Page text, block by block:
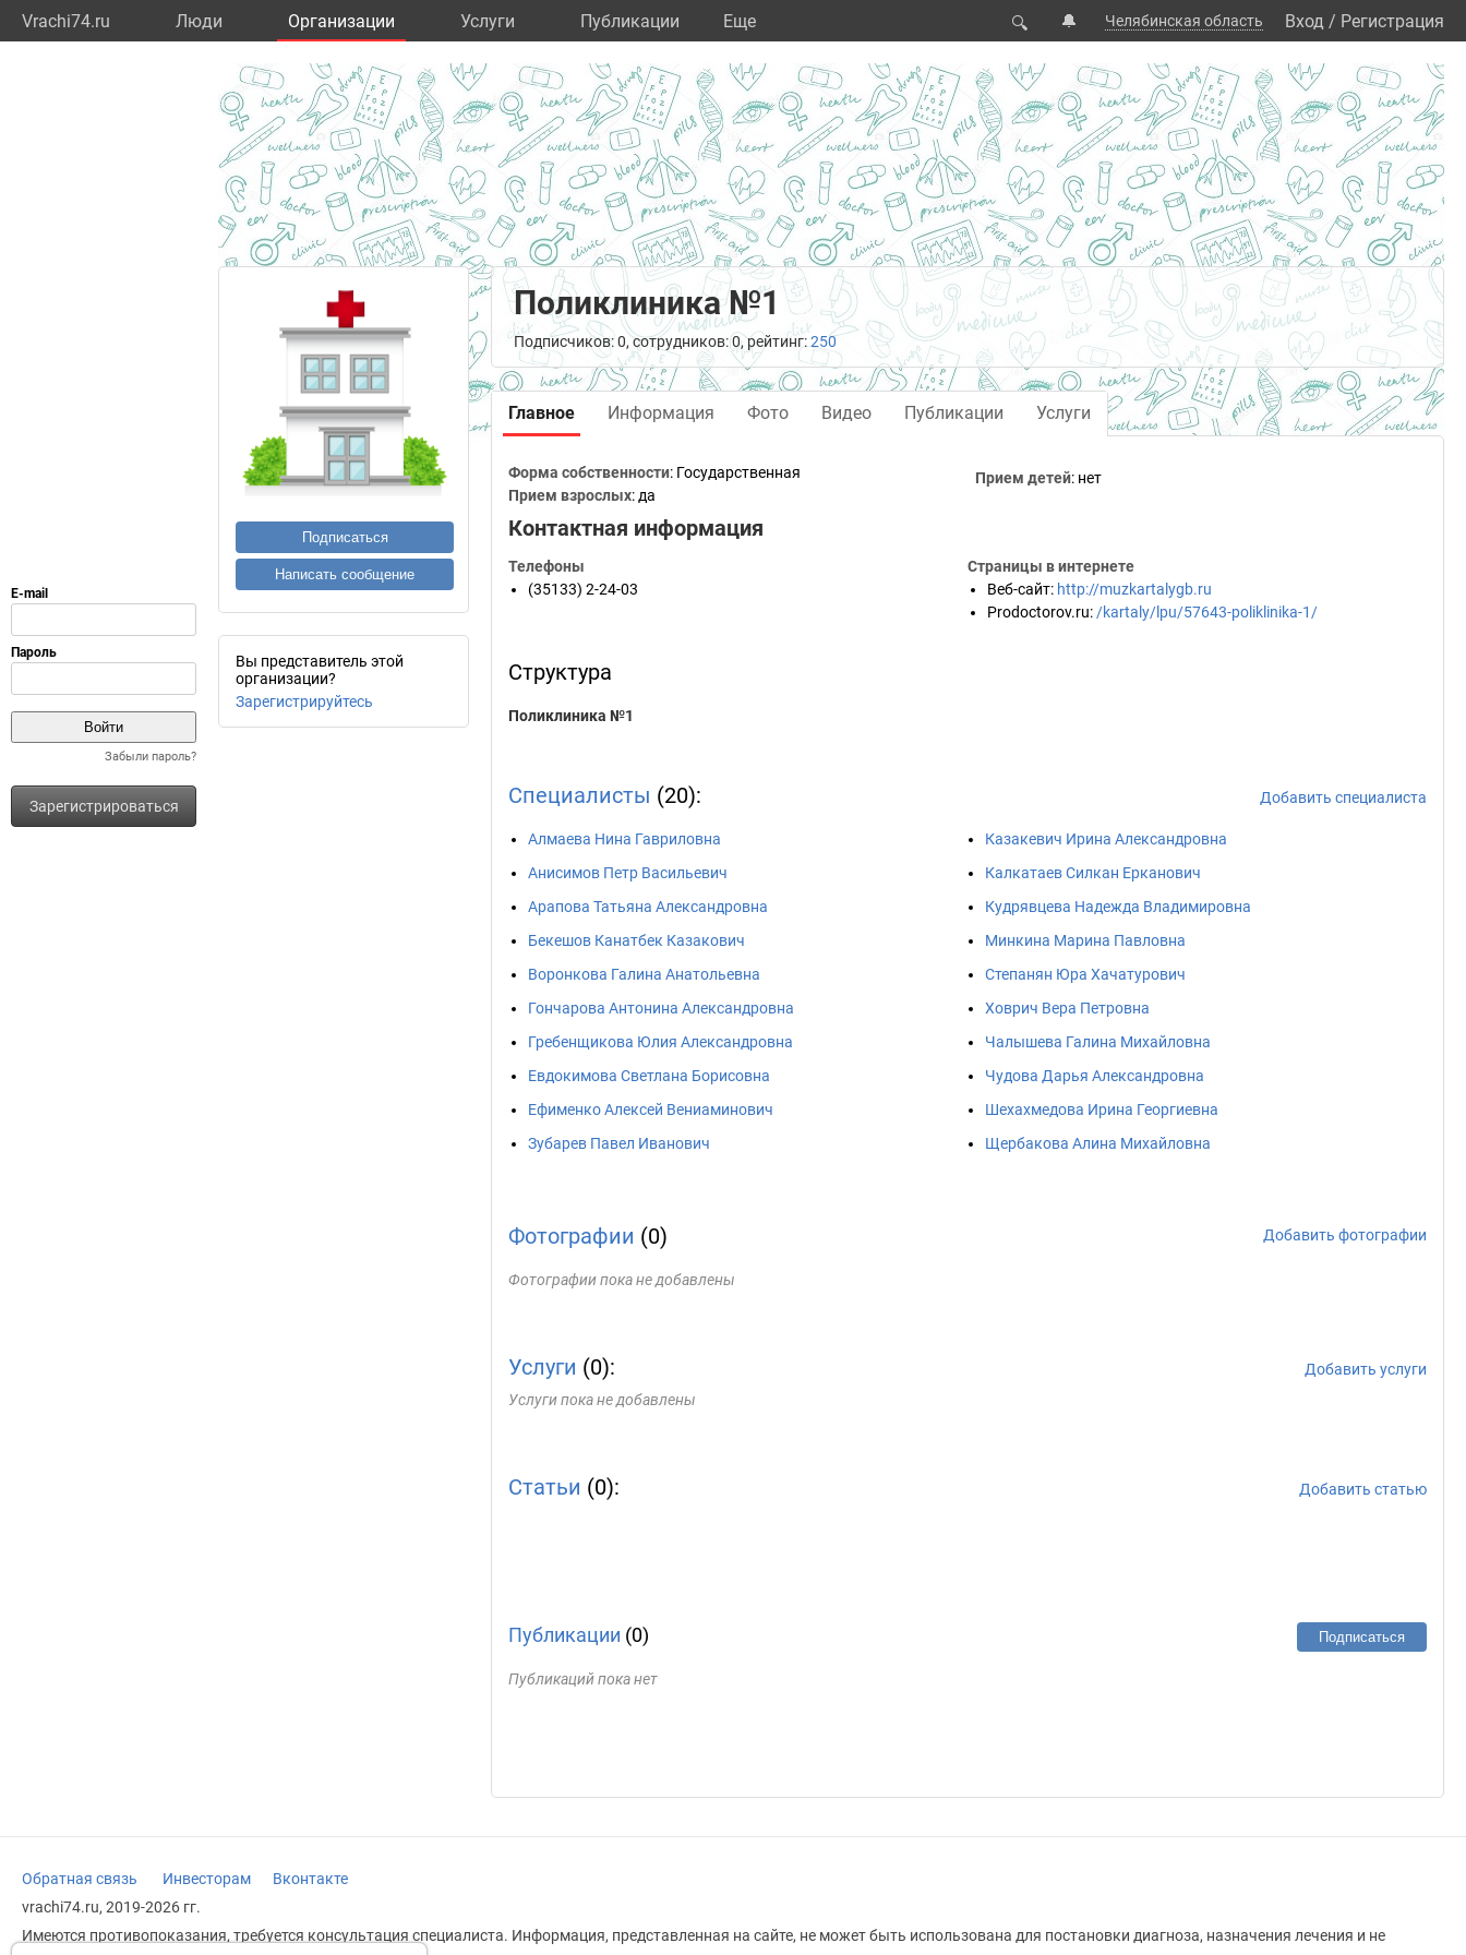
Vrachi74.ru Люди Организации Услуги Публикации Eще 🔍 🔔 Челябинская область Вход / Регистрация
Забыли пароль?
Зарегистрироваться
Подписаться
Написать сообщение
Вы представитель этой
организации?
Зарегистрируйтесь
Поликлиника №1
Подписчиков: 0, сотрудников: 0, рейтинг:250
Главное Информация Фото Видео Публикации Услуги
Форма собственности: Государственная
Прием взрослых: да
Прием детей: нет
Контактная информация
Телефоны
(35133) 2-24-03
Страницы в интернете
Веб-сайт: http://muzkartalygb.ru
Prodoctorov.ru: /kartaly/lpu/57643-poliklinika-1/
Структура
Поликлиника №1
Специалисты (20): Добавить специалиста
Алмаева Нина Гавриловна
Анисимов Петр Васильевич
Арапова Татьяна Александровна
Бекешов Канатбек Казакович
Воронкова Галина Анатольевна
Гончарова Антонина Александровна
Гребенщикова Юлия Александровна
Евдокимова Светлана Борисовна
Ефименко Алексей Вениаминович
Зубарев Павел Иванович
Казакевич Ирина Александровна
Калкатаев Силкан Ерканович
Кудрявцева Надежда Владимировна
Минкина Марина Павловна
Степанян Юра Хачатурович
Ховрич Вера Петровна
Чалышева Галина Михайловна
Чудова Дарья Александровна
Шехахмедова Ирина Георгиевна
Щербакова Алина Михайловна
Фотографии (0) Добавить фотографии
Фотографии пока не добавлены
Услуги (0):
Добавить услуги
Услуги пока не добавлены
Статьи (0): Добавить статью
Публикации (0) Подписаться
Публикаций пока нет
Обратная связь Инвесторам
Вконтакте
vrachi74.ru, 2019-2026 гг.
Имеются противопоказания, требуется консультация специалиста. Информация, представленная на сайте, не может быть использована для постановки диагноза, назначения лечения и не